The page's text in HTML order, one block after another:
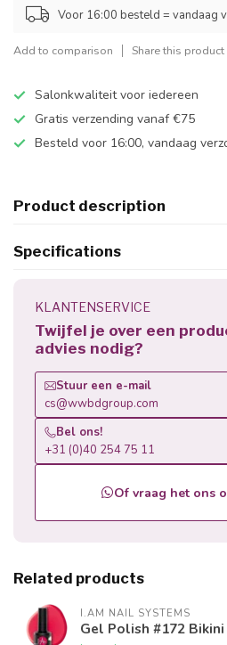
Voor 16:00 besteld = vandaag
Add to comparison Share this product
Salonkwaliteit voor iedereen
Gratis verzending vanaf €75
Besteld voor 16:00, vandaag
Product description
Specifications
KLANTENSERVICE
Twijfel je over een
advies nodig?
Stuur een e-mail
cs@wwbdgroup.com
Bel ons!
+31 (0)40 254 75 11
Of vraag het ons
Related products
I.AM NAIL SYSTEMS
Gel Polish #172